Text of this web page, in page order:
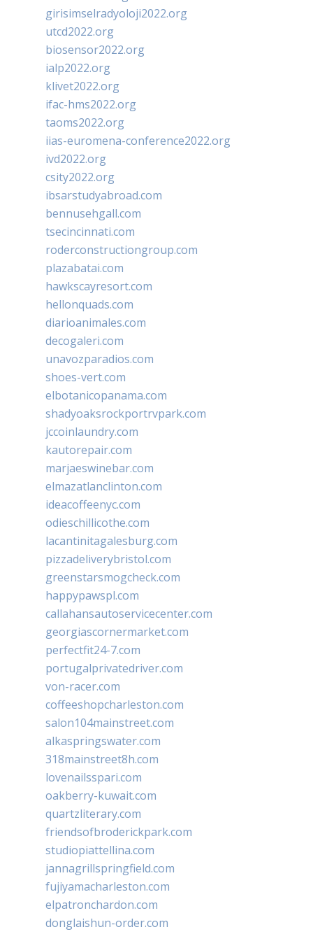
girisimselradyoloji2022.org
utcd2022.org
biosensor2022.org
ialp2022.org
klivet2022.org
ifac-hms2022.org
taoms2022.org
iias-euromena-conference2022.org
ivd2022.org
csity2022.org
ibsarstudyabroad.com
bennusehgall.com
tsecincinnati.com
roderconstructiongroup.com
plazabatai.com
hawkscayresort.com
hellonquads.com
diarioanimales.com
decogaleri.com
unavozparadios.com
shoes-vert.com
elbotanicopanama.com
shadyoaksrockportrvpark.com
jccoinlaundry.com
kautorepair.com
marjaeswinebar.com
elmazatlanclinton.com
ideacoffeenyc.com
odieschillicothe.com
lacantinitagalesburg.com
pizzadeliverybristol.com
greenstarsmogcheck.com
happypawspl.com
callahansautoservicecenter.com
georgiascornermarket.com
perfectfit24-7.com
portugalprivatedriver.com
von-racer.com
coffeeshopcharleston.com
salon104mainstreet.com
alkaspringswater.com
318mainstreet8h.com
lovenailsspari.com
oakberry-kuwait.com
quartzliterary.com
friendsofbroderickpark.com
studiopiattellina.com
jannagrillspringfield.com
fujiyamacharleston.com
elpatronchardon.com
donglaishun-order.com